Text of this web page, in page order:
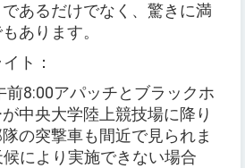
あるだけでなく、驚きに満
あります。
ト：
前8:00アパッチとブラックホ
中央大学陸上競技場に降り
の突撃車も間近で見られま
候により実施できない場合